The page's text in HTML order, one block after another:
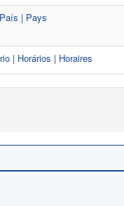
| Pays
| Horários | Horaires